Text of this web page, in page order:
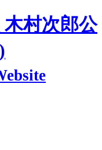
木村次郎公